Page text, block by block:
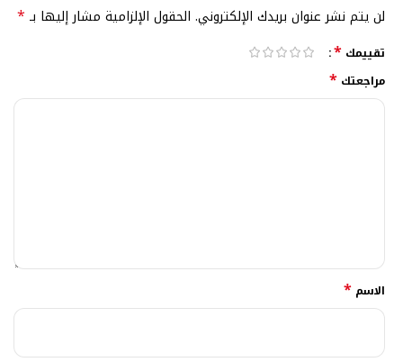
لن يتم نشر عنوان بريدك الإلكتروني. الحقول الإلزامية مشار إليها بـ *
تقييمك *
مراجعتك *
الاسم *